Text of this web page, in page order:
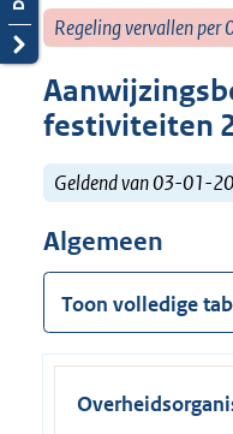
Regeling vervallen
festiviteiten
Geldend van 03-01-
Algemeen
Toon volledige